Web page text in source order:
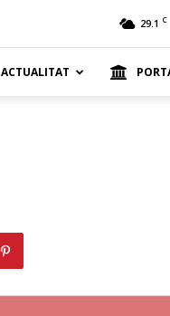
29.1 C
ACTUALITAT